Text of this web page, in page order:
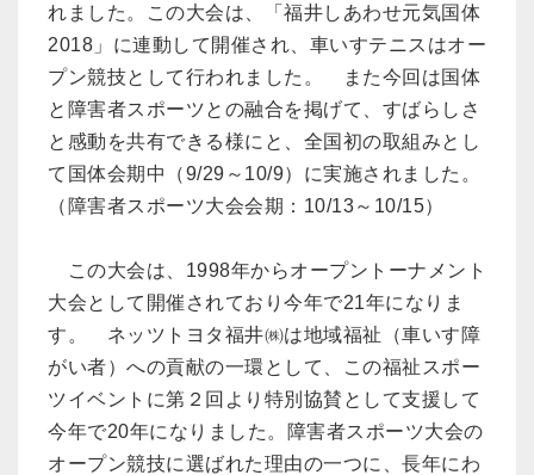
れました。この大会は、「福井しあわせ元気国体
2018」に連動して開催され、車いすテニスはオー
プン競技として行われました。 また今回は国体
と障害者スポーツとの融合を掲げて、すばらしさ
と感動を共有できる様にと、全国初の取組みとし
て国体会期中（9/29～10/9）に実施されました。
（障害者スポーツ大会会期：10/13～10/15）
この大会は、1998年からオープントーナメント
大会として開催されており今年で21年になりま
す。 ネッツトヨタ福井㈱は地域福祉（車いす障
がい者）への貢献の一環として、この福祉スポー
ツイベントに第２回より特別協賛として支援して
今年で20年になりました。障害者スポーツ大会の
オープン競技に選ばれた理由の一つに、長年にわ